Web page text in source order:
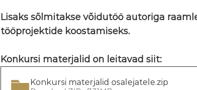
Lisaks sõlmitakse võidutöö autoriga
tööprojektide koostamiseks.
Konkursi materjalid on leitavad siit:
Konkursi materjalid osalejatele.zip